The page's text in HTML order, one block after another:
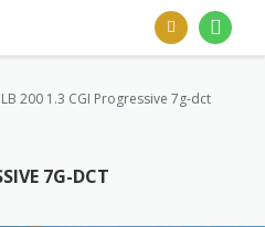
200 1.3 CGI Progressive 7g-dct
7G-DCT